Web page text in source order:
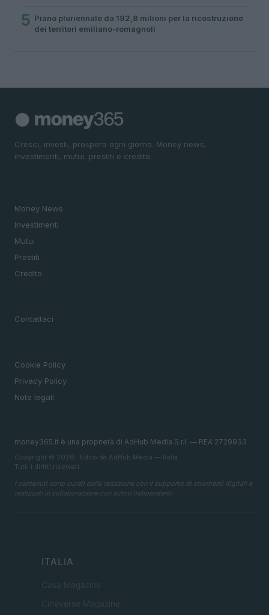
5 Piano pluriennale da 192,8 milioni per la ricostruzione
dei territori emiliano-romagnoli
Cresci, investi, prospera ogni giorno. Money news,
investimenti, mutui, prestiti e credito.
Money News
Investimenti
Mutui
Prestiti
Credito
Contattaci
Cookie Policy
Privacy Policy
Note legali
money365.it è una proprietà di AdHub Media S.r.l. — REA 2729933
Copyright © 2026 · Edito da AdHub Media — Italia
Tutti i diritti riservati
I contenuti sono curati dalla redazione con il supporto di strumenti digitali e
realizzati in collaborazione con autori indipendenti.
ITALIA
Casa Magazine
Cineverse Magazine